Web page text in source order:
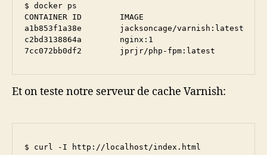
$ docker ps
CONTAINER ID        IMAGE
a1b853f1a38e
c2bd3138864a        nginx:1
7cc072bb0df2        jprjr/php-fpm:latest
Et on teste notre serveur de cache Varnish:
$ curl -I http://localhost/index.html